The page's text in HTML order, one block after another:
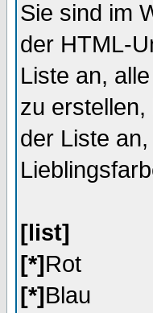
Sie sind im
der HTML-
Liste an,
zu erstellen,
der Liste
[list]
[*]Rot
[*]Blau